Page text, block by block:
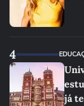
4
já